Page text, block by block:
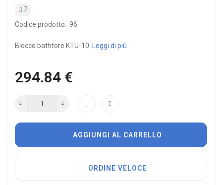
7
Codice prodotto: 96
Blocco battitore KTU-10.. Leggi di più
294.84 €
AGGIUNGI AL CARRELLO
ORDINE VELOCE